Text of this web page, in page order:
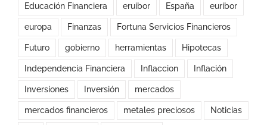
Educación Financiera eruibor España euribor
europa Finanzas Fortuna Servicios Financieros
Futuro gobierno herramientas Hipotecas
Independencia Financiera Inflaccion Inflación
Inversiones Inversión mercados
mercados financieros metales preciosos Noticias